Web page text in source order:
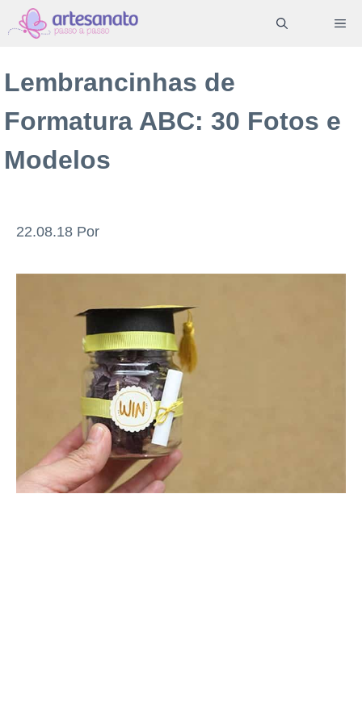
Pular
para
conteúdo
Lembrancinhas de
Formatura ABC: 30 Fotos e
Modelos
22.08.18 Por